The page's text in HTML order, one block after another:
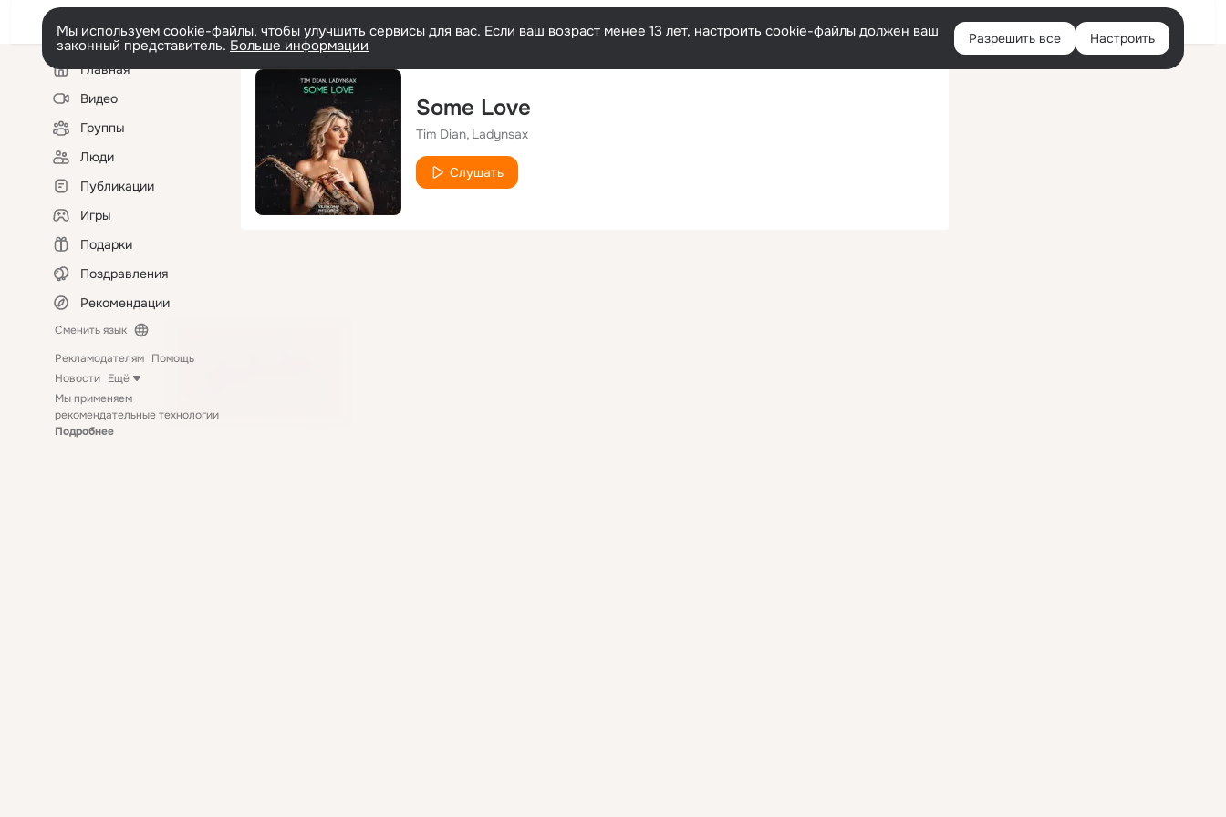
Войти
Мы используем cookie-файлы, чтобы улучшить сервисы для вас. Если ваш возраст менее 13 лет, настроить cookie-файлы должен ваш
законный представитель. Больше информации Разрешить все Настроить
Левая
колонкаГлавная
Видео
Группы
Люди
Публикации
Игры
Подарки
Поздравления
Рекомендации
Сменить язык
Рекламодателям Помощь
Новости Ещё
Мы применяем
рекомендательные технологии
Подробнее
Some Love
Tim Dian Ladynsax
Слушать